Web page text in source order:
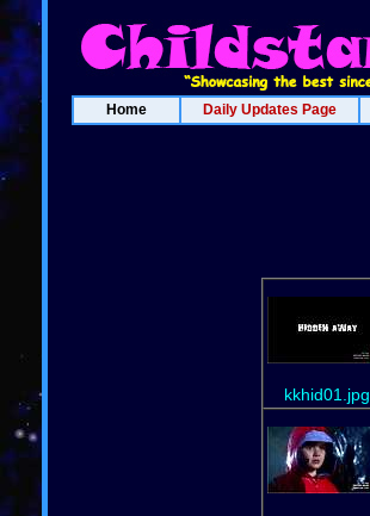
Home Daily Updates Page
kkhid01.jpg